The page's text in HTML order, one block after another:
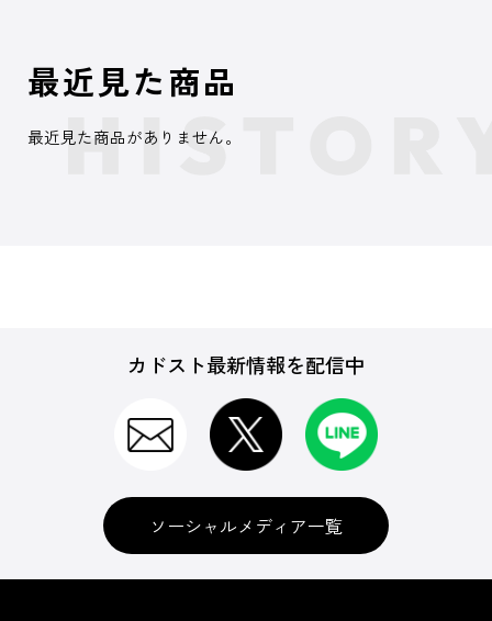
最近見た商品
最近見た商品がありません。
カドスト最新情報を配信中
ソーシャルメディア一覧